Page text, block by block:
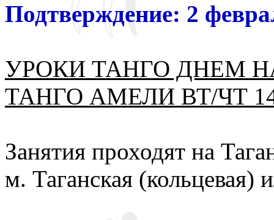
Подтверждение: 2
УРОКИ ТАНГО ДНЕМ
ТАНГО АМЕЛИ ВТ/ЧТ
Занятия проходят на
м. Таганская